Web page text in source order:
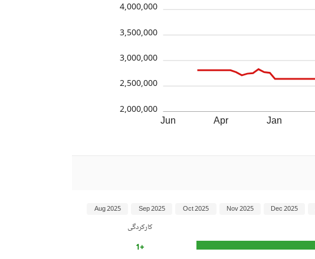
Jun Apr Jan
2,000,000
2,500,000
3,000,000
3,500,000
4,000,000
کارکردگی
+1
Dec 2025
Nov 2025
Oct 2025
Sep 2025
Aug 2025